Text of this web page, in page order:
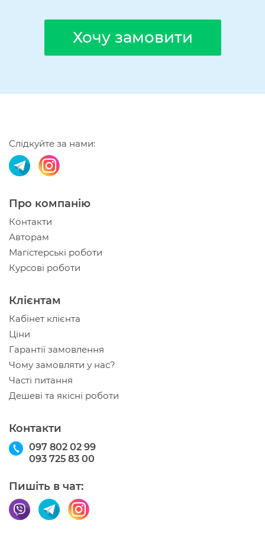
Хочу замовити
Слідкуйте за нами:
Про компанію
Контакти
Авторам
Магістерські роботи
Курсові роботи
Клієнтам
Кабінет клієнта
Ціни
Гарантії замовлення
Чому замовляти у нас?
Часті питання
Дешеві та якісні роботи
Контакти
097 802 02 99
093 725 83 00
Пишіть в чат: